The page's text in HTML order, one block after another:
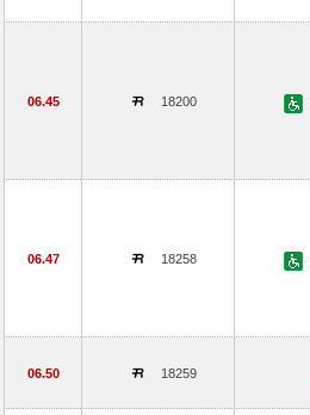
06.45 18200
06.47 18258
06.50 18259